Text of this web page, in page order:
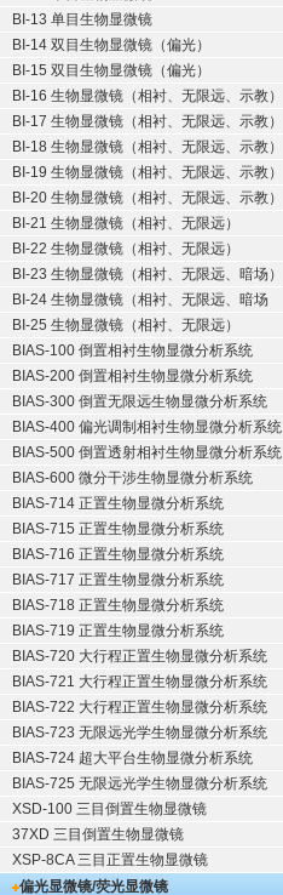
BI-13 单目生物显微镜
BI-14 双目生物显微镜（偏光）
BI-15 双目生物显微镜（偏光）
BI-16 生物显微镜（相衬、无限远、示教）
BI-17 生物显微镜（相衬、无限远、示教）
BI-18 生物显微镜（相衬、无限远、示教）
BI-19 生物显微镜（相衬、无限远、示教）
BI-20 生物显微镜（相衬、无限远、示教）
BI-21 生物显微镜（相衬、无限远）
BI-22 生物显微镜（相衬、无限远）
BI-23 生物显微镜（相衬、无限远、暗场）
BI-24 生物显微镜（相衬、无限远、暗场
BI-25 生物显微镜（相衬、无限远）
BIAS-100 倒置相衬生物显微分析系统
BIAS-200 倒置相衬生物显微分析系统
BIAS-300 倒置无限远生物显微分析系统
BIAS-400 偏光调制相衬生物显微分析系统
BIAS-500 倒置透射相衬生物显微分析系统
BIAS-600 微分干涉生物显微分析系统
BIAS-714 正置生物显微分析系统
BIAS-715 正置生物显微分析系统
BIAS-716 正置生物显微分析系统
BIAS-717 正置生物显微分析系统
BIAS-718 正置生物显微分析系统
BIAS-719 正置生物显微分析系统
BIAS-720 大行程正置生物显微分析系统
BIAS-721 大行程正置生物显微分析系统
BIAS-722 大行程正置生物显微分析系统
BIAS-723 无限远光学生物显微分析系统
BIAS-724 超大平台生物显微分析系统
BIAS-725 无限远光学生物显微分析系统
XSD-100 三目倒置生物显微镜
37XD 三目倒置生物显微镜
XSP-8CA 三目正置生物显微镜
偏光显微镜/荧光显微镜